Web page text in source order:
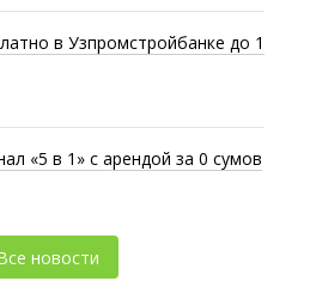
в Узпромстройбанке до 1
«5 в 1» с арендой за 0 сумов
новости